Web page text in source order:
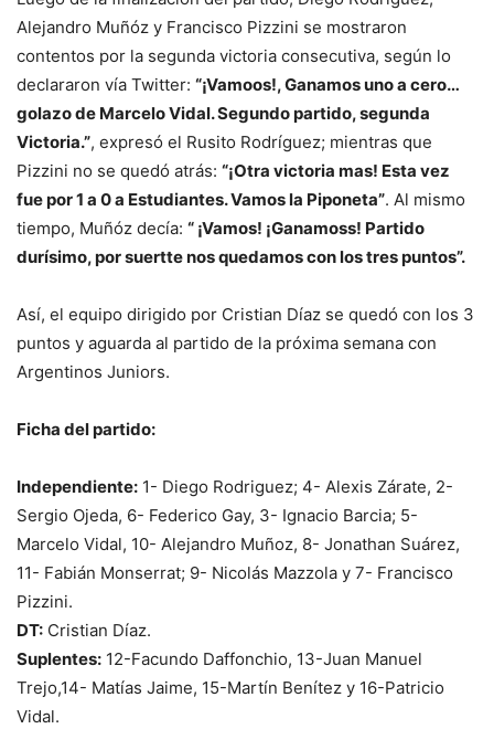
Alejandro Muñóz y Francisco Pizzini se mostraron
contentos por la segunda victoria consecutiva, según lo
declararon vía Twitter: “¡Vamoos!, Ganamos uno a cero…
golazo de Marcelo Vidal. Segundo partido, segunda
Victoria.”, expresó el Rusito Rodríguez; mientras que
Pizzini no se quedó atrás: “¡Otra victoria mas! Esta vez
fue por 1 a 0 a Estudiantes. Vamos la Piponeta”. Al mismo
tiempo, Muñóz decía: “ ¡Vamos! ¡Ganamoss! Partido
durísimo, por suertte nos quedamos con los tres puntos”.
Así, el equipo dirigido por Cristian Díaz se quedó con los 3
puntos y aguarda al partido de la próxima semana con
Argentinos Juniors.
Ficha del partido:
Independiente: 1- Diego Rodriguez; 4- Alexis Zárate, 2-
Sergio Ojeda, 6- Federico Gay, 3- Ignacio Barcia; 5-
Marcelo Vidal, 10- Alejandro Muñoz, 8- Jonathan Suárez,
11- Fabián Monserrat; 9- Nicolás Mazzola y 7- Francisco
Pizzini.
DT: Cristian Díaz.
Suplentes: 12-Facundo Daffonchio, 13-Juan Manuel
Trejo,14- Matías Jaime, 15-Martín Benítez y 16-Patricio
Vidal.